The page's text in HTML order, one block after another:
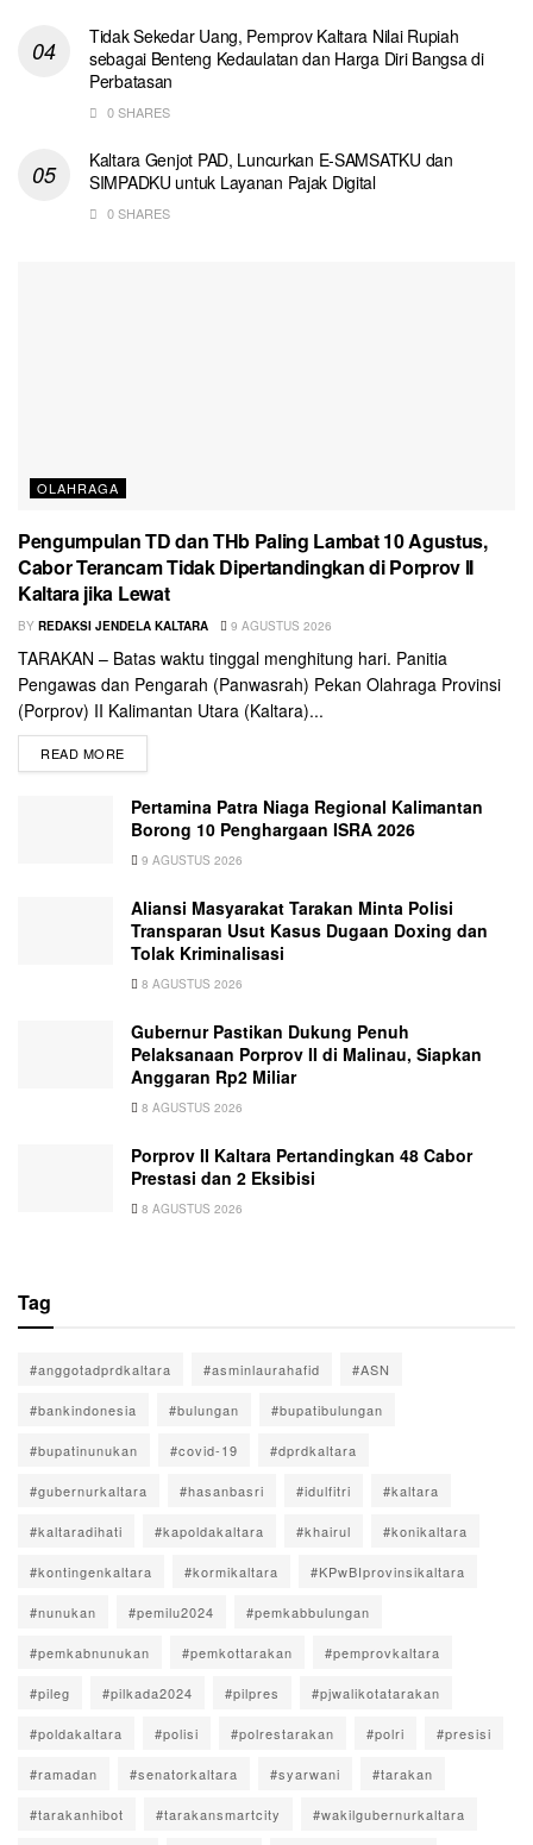
Tidak Sekedar Uang, Pemprov Kaltara Nilai Rupiah
sebagai Benteng Kedaulatan dan Harga Diri Bangsa di
Perbatasan
0 SHARES
Kaltara Genjot PAD, Luncurkan E-SAMSATKU dan
SIMPADKU untuk Layanan Pajak Digital
0 SHARES
OLAHRAGA
Pengumpulan TD dan THb Paling Lambat 10 Agustus,
Cabor Terancam Tidak Dipertandingkan di Porprov II
Kaltara jika Lewat
BY REDAKSI JENDELA KALTARA 9 AGUSTUS 2026
TARAKAN – Batas waktu tinggal menghitung hari. Panitia
Pengawas dan Pengarah (Panwasrah) Pekan Olahraga Provinsi
(Porprov) II Kalimantan Utara (Kaltara)...
READ MORE
Pertamina Patra Niaga Regional Kalimantan
Borong 10 Penghargaan ISRA 2026
9 AGUSTUS 2026
Aliansi Masyarakat Tarakan Minta Polisi
Transparan Usut Kasus Dugaan Doxing dan
Tolak Kriminalisasi
8 AGUSTUS 2026
Gubernur Pastikan Dukung Penuh
Pelaksanaan Porprov II di Malinau, Siapkan
Anggaran Rp2 Miliar
8 AGUSTUS 2026
Porprov II Kaltara Pertandingkan 48 Cabor
Prestasi dan 2 Eksibisi
8 AGUSTUS 2026
Tag
#anggotadprdkaltara #asminlaurahafid #ASN
#bankindonesia #bulungan #bupatibulungan
#bupatinunukan #covid-19 #dprdkaltara
#gubernurkaltara #hasanbasri #idulfitri #kaltara
#kaltaradihati #kapoldakaltara #khairul #konikaltara
#kontingenkaltara #kormikaltara #KPwBIprovinsikaltara
#nunukan #pemilu2024 #pemkabbulungan
#pemkabnunukan #pemkottarakan #pemprovkaltara
#pileg #pilkada2024 #pilpres #pjwalikotatarakan
#poldakaltara #polisi #polrestarakan #polri #presisi
#ramadan #senatorkaltara #syarwani #tarakan
#tarakanhibot #tarakansmartcity #wakilgubernurkaltara